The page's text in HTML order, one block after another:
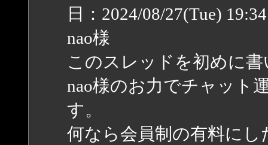
日：2024/08/27(Tue)
nao様
このスレッドを初めに
nao様のお力でチャット
す。
何なら会員制の有料に